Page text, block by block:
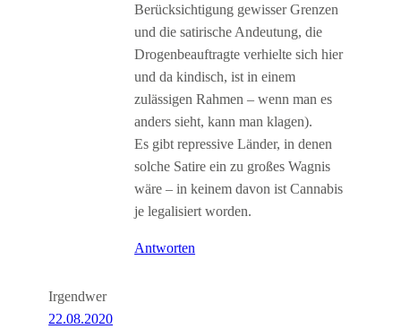
Berücksichtigung gewisser Grenzen
und die satirische Andeutung, die
Drogenbeauftragte verhielte sich hier
und da kindisch, ist in einem
zulässigen Rahmen – wenn man es
anders sieht, kann man klagen).
Es gibt repressive Länder, in denen
solche Satire ein zu großes Wagnis
wäre – in keinem davon ist Cannabis
je legalisiert worden.
Antworten
Irgendwer
22.08.2020